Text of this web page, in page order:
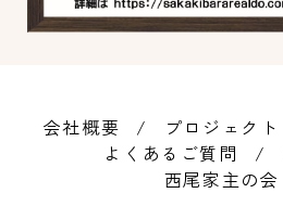
会社概要 プロジェクト
よくあるご質問
西尾家主の会